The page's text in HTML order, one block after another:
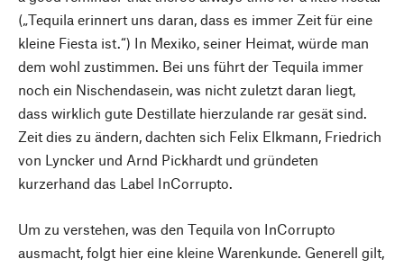
(„Tequila erinnert uns daran, dass es immer Zeit für eine
kleine Fiesta ist.“) In Mexiko, seiner Heimat, würde man
dem wohl zustimmen. Bei uns führt der Tequila immer
noch ein Nischendasein, was nicht zuletzt daran liegt,
dass wirklich gute Destillate hierzulande rar gesät sind.
Zeit dies zu ändern, dachten sich Felix Elkmann, Friedrich
von Lyncker und Arnd Pickhardt und gründeten
kurzerhand das Label InCorrupto.
Um zu verstehen, was den Tequila von InCorrupto
ausmacht, folgt hier eine kleine Warenkunde. Generell gilt,